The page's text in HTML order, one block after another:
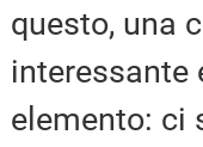
questo, una
interessante
elemento: ci